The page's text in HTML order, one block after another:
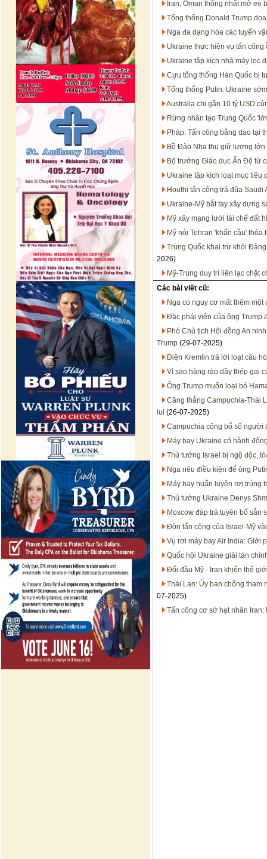
Iran, Oman thống nhất mở eo
Tổng thống Donald Trump
Nga đa dạng hóa các tuyến
Ukraine thực hiện vụ tấn công
Ukraine tập kích nhà máy lọc
Cựu tổng thống Hàn Quốc bị
Tổng thống Putin: Ukraine
Australia chi gần 10 tỷ USD
Rừng nhân tạo Trung Quốc
Pháp: Tấn công bằng dao tại
Bồ Đào Nha thu giữ lượng
Bộ trưởng Giáo dục Ấn Độ từ
Ukraine tập kích loạt mục tiêu
Houthi tấn công trả đũa
Ukraine-Mỹ bắt tay xây dựng
Mỹ xây mạng lưới tái chế đất
Mỹ nói Tehran 'khẩn cầu'
Trung Quốc khai trừ khỏi
2026)
Mỹ-Trung duy trì liên lạc chặt
Các bài viết cũ:
Nga có nguy cơ mất thêm
Đặc phái viên của ông Trump
Phó Chủ tịch Hội đồng An
Trump (29-07-2025)
Điện Kremlin trả lời loạt câu
Vì sao hàng rào dây thép gai
Ông Trump muốn loại bỏ
Căng thẳng Campuchia-Thái
lui (26-07-2025)
Campuchia công bố số người
Máy bay Ukraine có hành
Thủ tướng Israel bị ngộ độc,
Nga nêu điều kiện để ông
Máy bay huấn luyện rơi trúng
Thủ tướng Ukraine Denys
Moscow đáp trả tuyên bố sẵn
Đòn tấn công của Israel-Mỹ
Vụ rơi máy bay Air India: Giới
Quốc hội Ukraine giải tán
Đối đầu Mỹ - Iran khiến thế
Thái Lan: Ủy ban chống tham
07-2025)
Tấn công cơ sở hạt nhân Iran: